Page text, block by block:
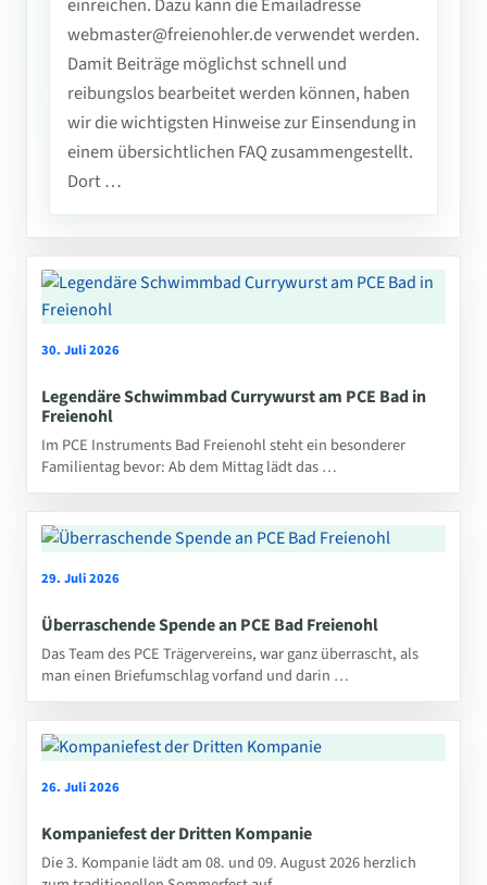
webmaster@freienohler.de verwendet werden.
Damit Beiträge möglichst schnell und
reibungslos bearbeitet werden können, haben
wir die wichtigsten Hinweise zur Einsendung in
einem übersichtlichen FAQ zusammengestellt.
Dort …
30. Juli 2026
Legendäre Schwimmbad Currywurst am PCE Bad in
Freienohl
Im PCE Instruments Bad Freienohl steht ein besonderer
Familientag bevor: Ab dem Mittag lädt das …
29. Juli 2026
Überraschende Spende an PCE Bad Freienohl
Das Team des PCE Trägervereins, war ganz überrascht, als
man einen Briefumschlag vorfand und darin …
26. Juli 2026
Kompaniefest der Dritten Kompanie
Die 3. Kompanie lädt am 08. und 09. August 2026 herzlich